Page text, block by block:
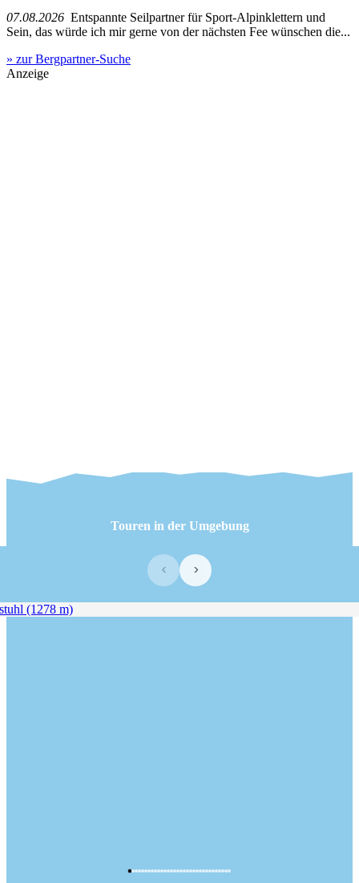
07.08.2026 Entspannte Seilpartner für Sport-Alpinklettern und
Sein, das würde ich mir gerne von der nächsten Fee wünschen die...
» zur Bergpartner-Suche
Anzeige
Touren in der Umgebung
‹ ›